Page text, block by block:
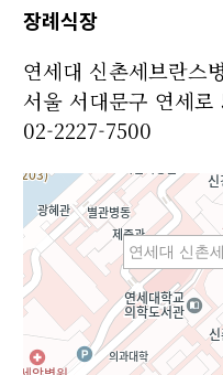
장례식장
연세대 신촌세브란스
서울 서대문구 연세로
02-2227-7500
연세대 신촌